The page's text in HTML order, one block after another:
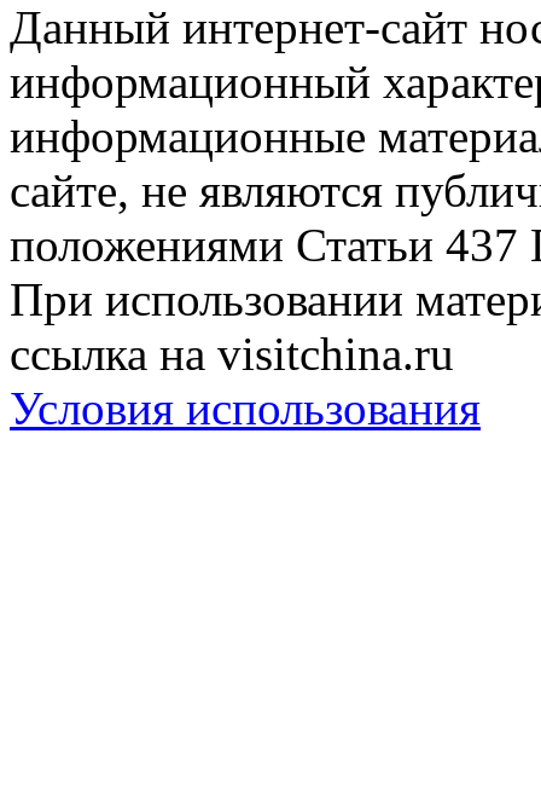
Данный интернет-сайт
информационный
информационные
сайте, не являются
положениями Статьи 437
При использовании
ссылка на visitchina.ru
Условия использования